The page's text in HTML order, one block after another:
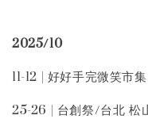
2025/10
11-12 | 好好手完微笑市
25-26 | 台創祭/台北 松